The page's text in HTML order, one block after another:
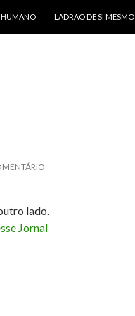
HUMANO LADRÃO DE SI MESMO
lado.
Jornal